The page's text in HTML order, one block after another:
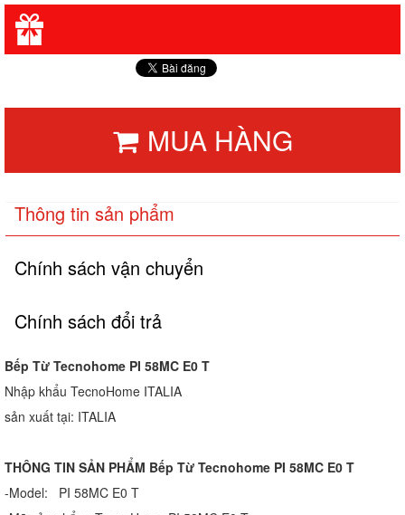
MUA HÀNG
Thông tin sản phẩm
Chính sách vận chuyển
Chính sách đổi trả
Bếp Từ Tecnohome PI 58MC E0 T
Nhập khẩu TecnoHome ITALIA
sản xuất tại: ITALIA
THÔNG TIN SẢN PHẨM Bếp Từ Tecnohome PI 58MC E0 T
-Model: PI 58MC E0 T